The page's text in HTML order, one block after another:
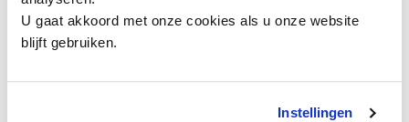
U gaat akkoord met onze cookies als u onze website
blijft gebruiken.
Instellingen
welke stappen nodig zijn om renovatie soepel te
laten verlopen
Daardoor kregen leerlingen een realistisch beeld
van duurzaam renoveren in de praktijk.